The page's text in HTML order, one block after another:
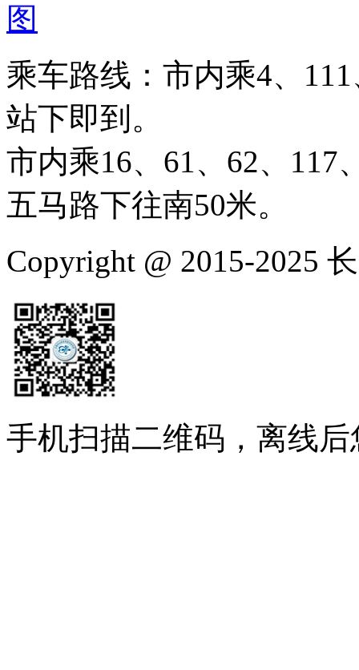
图
乘车路线：市内乘4、
站下即到。
市内乘16、61、62、117
五马路下往南50米。
Copyright @ 2015-2025
手机扫描二维码，离线